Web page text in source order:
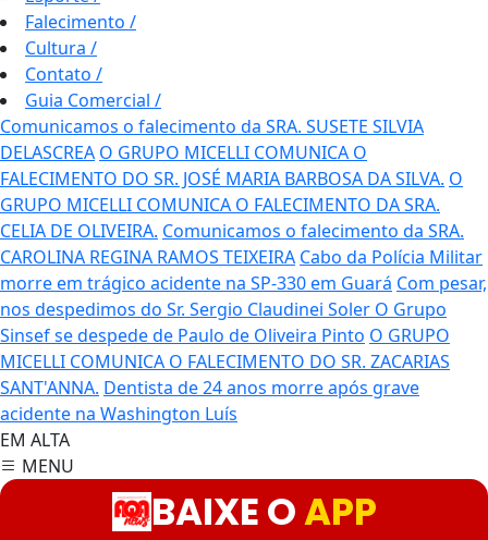
Falecimento /
Cultura /
Contato /
Guia Comercial /
Comunicamos o falecimento da SRA. SUSETE SILVIA
DELASCREA O GRUPO MICELLI COMUNICA O
FALECIMENTO DO SR. JOSÉ MARIA BARBOSA DA SILVA. O
GRUPO MICELLI COMUNICA O FALECIMENTO DA SRA.
CELIA DE OLIVEIRA. Comunicamos o falecimento da SRA.
CAROLINA REGINA RAMOS TEIXEIRA Cabo da Polícia Militar
morre em trágico acidente na SP-330 em Guará Com pesar,
nos despedimos do Sr. Sergio Claudinei Soler O Grupo
Sinsef se despede de Paulo de Oliveira Pinto O GRUPO
MICELLI COMUNICA O FALECIMENTO DO SR. ZACARIAS
SANT'ANNA. Dentista de 24 anos morre após grave
acidente na Washington Luís
EM ALTA
MENU
BAIXE OAPP